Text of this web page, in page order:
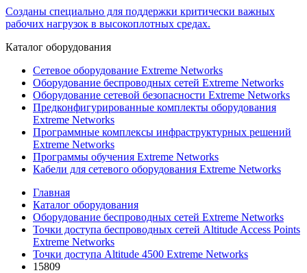
Созданы специально для поддержки критически важных
рабочих нагрузок в высокоплотных средах.
Каталог оборудования
Сетевое оборудование Extreme Networks
Оборудование беспроводных сетей Extreme Networks
Оборудование сетевой безопасности Extreme Networks
Предконфигурированные комплекты оборудования
Extreme Networks
Программные комплексы инфраструктурных решений
Extreme Networks
Программы обучения Extreme Networks
Кабели для сетевого оборудования Extreme Networks
Главная
Каталог оборудования
Оборудование беспроводных сетей Extreme Networks
Точки доступа беспроводных сетей Altitude Access Points
Extreme Networks
Точки доступа Altitude 4500 Extreme Networks
15809